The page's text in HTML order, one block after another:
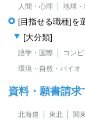
人間・心理
地球
[目指せる職種]を
[大分類]
語学・国際 コン
環境・自然・バイオ
資料・願書請
北海道 東北 関